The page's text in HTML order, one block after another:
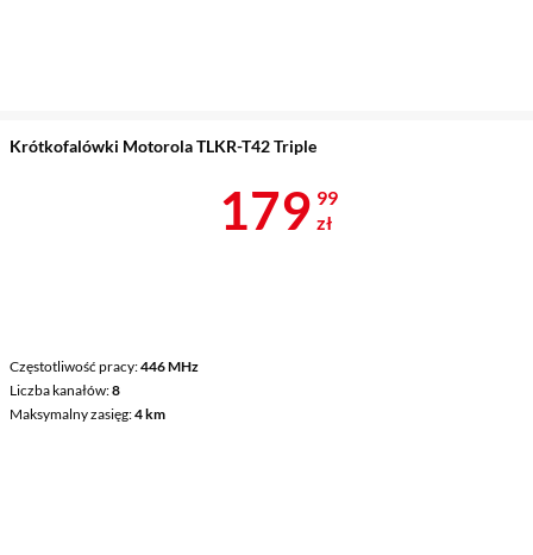
Krótkofalówki Motorola TLKR-T42 Triple
Częstotliwość pracy 446 MHz
Liczba kanałów 8
Maksymalny zasięg 4 km
Cena 179,99
179 99
zł